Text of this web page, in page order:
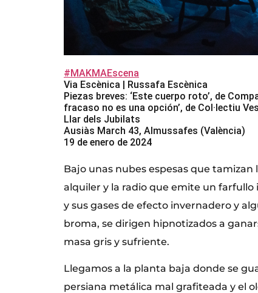
#MAKMAEscena
Via Escènica | Russafa Escènica
Piezas breves: ‘Este cuerpo roto’, de
fracaso no es una opción’, de Col·lectiu
Llar dels Jubilats
Ausiàs March 43, Almussafes (València)
19 de enero de 2024
Bajo unas nubes espesas que
alquiler y la radio que emite un
y sus gases de efecto invernadero y
broma, se dirigen hipnotizados a
masa gris y sufriente.
Llegamos a la planta baja donde se
persiana metálica mal grafiteada y el